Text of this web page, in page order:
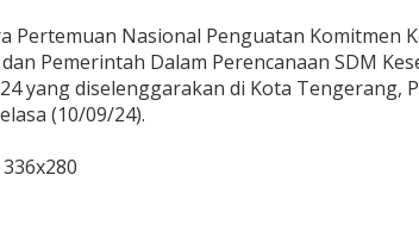
e
r
i
m
a
n
Pertemuan Nasional Penguatan Komitmen
Pemerintah Dalam Perencanaan SDM
yang diselenggarakan di Kota Tengerang,
(10/09/24).